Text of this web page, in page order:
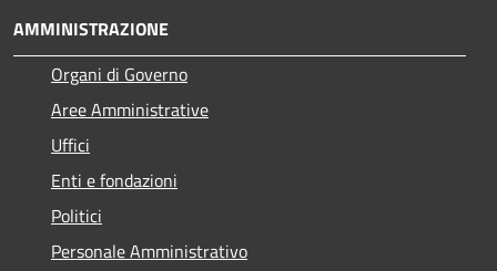
AMMINISTRAZIONE
Organi di Governo
Aree Amministrative
Uffici
Enti e fondazioni
Politici
Personale Amministrativo